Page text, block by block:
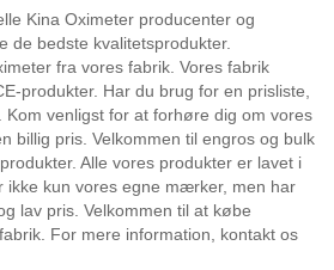
Kina Oximeter producenter og
de bedste kvalitetsprodukter.
fra vores fabrik. Vores fabrik
produkter. Har du brug for en prisliste,
Kom venligst for at forhøre dig om vores
billig pris. Velkommen til engros og bulk
Alle vores produkter er lavet i
ikke kun vores egne mærker, men har
lav pris. Velkommen til at købe
For mere information, kontakt os